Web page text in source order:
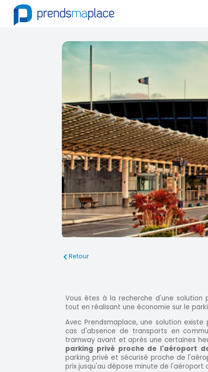
Retour
Vous êtes à la recherche d'une solution
tout en réalisant une économie sur le
Avec Prendsmaplace, une solution
cas d'absence de transports en
tramway avant et après une certaines
parking privé proche de l'aéroport
parking privé et sécurisé proche de
prix jusqu'au dépose minute de l'aéroport